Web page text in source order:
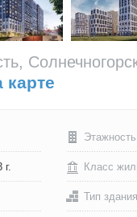
карте
Этажность
Класс
Тип